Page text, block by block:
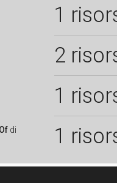
1
2
1
di 1